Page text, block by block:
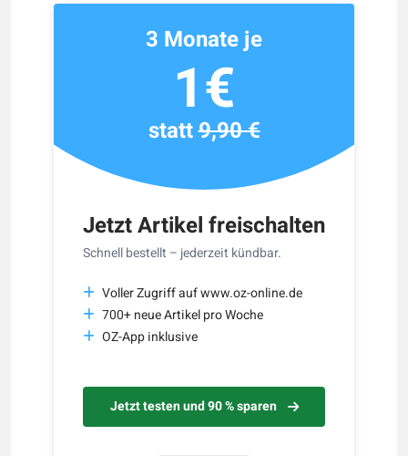
Jetzt Artikel freischalten
Schnell bestellt – jederzeit kündbar.
Voller Zugriff auf www.oz-online.de
700+ neue Artikel pro Woche
OZ-App inklusive
Jetzt testen und 90 % sparen
3 Monate je
1€
statt9,90 €